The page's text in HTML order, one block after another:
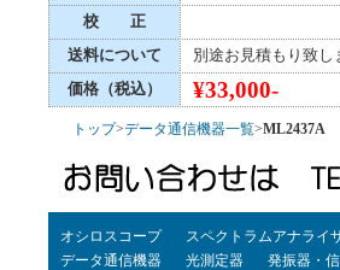
校 正
送料について
別途お見積もり致し
価格（税込）
¥33,000-
トップ>データ通信機器一覧>ML2437A
オシロスコープ スペクトラムアナライ
データ通信機器
光測定器 発振器・